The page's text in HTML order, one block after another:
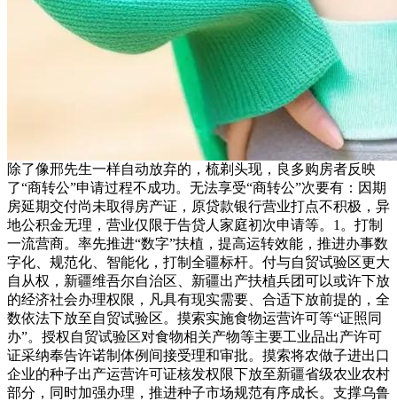
除了像邢先生一样自动放弃的，梳剃头现，良多购房者反映
了“商转公”申请过程不成功。无法享受“商转公”次要有：因期
房延期交付尚未取得房产证，原贷款银行营业打点不积极，异
地公积金无理，营业仅限于告贷人家庭初次申请等。1。打制
一流营商。率先推进“数字”扶植，提高运转效能，推进办事数
字化、规范化、智能化，打制全疆标杆。付与自贸试验区更大
自从权，新疆维吾尔自治区、新疆出产扶植兵团可以或许下放
的经济社会办理权限，凡具有现实需要、合适下放前提的，全
数依法下放至自贸试验区。摸索实施食物运营许可等“证照同
办”。授权自贸试验区对食物相关产物等主要工业品出产许可
证采纳奉告许诺制体例间接受理和审批。摸索将农做子进出口
企业的种子出产运营许可证核发权限下放至新疆省级农业农村
部分，同时加强办理，推进种子市场规范有序成长。支撑乌鲁